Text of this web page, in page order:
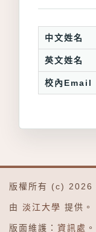
中文姓名
英文姓名
校內Email
版權所有 (c) 2026
由 淡江大學 提供。
版面維護： 資訊處 。